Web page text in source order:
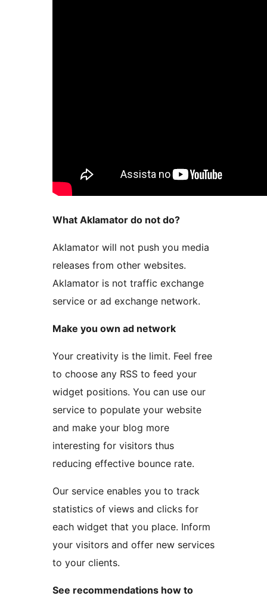
What Aklamator do not do?
Aklamator will not push you media
releases from other websites.
Aklamator is not traffic exchange
service or ad exchange network.
Make you own ad network
Your creativity is the limit. Feel free
to choose any RSS to feed your
widget positions. You can use our
service to populate your website
and make your blog more
interesting for visitors thus
reducing effective bounce rate.
Our service enables you to track
statistics of views and clicks for
each widget that you place. Inform
your visitors and offer new services
to your clients.
See recommendations how to